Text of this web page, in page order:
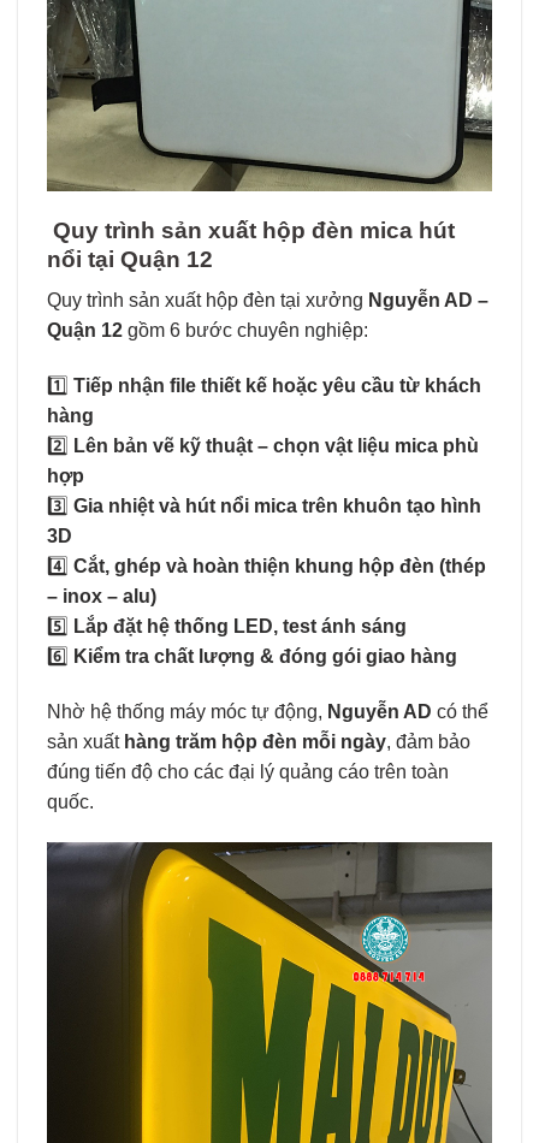
Quy trình sản xuất hộp đèn mica hút
nổi tại Quận 12
Quy trình sản xuất hộp đèn tại xưởng Nguyễn AD –
Quận 12 gồm 6 bước chuyên nghiệp:
1️⃣ Tiếp nhận file thiết kế hoặc yêu cầu từ khách
hàng
2️⃣ Lên bản vẽ kỹ thuật – chọn vật liệu mica phù
hợp
3️⃣ Gia nhiệt và hút nổi mica trên khuôn tạo hình
3D
4️⃣ Cắt, ghép và hoàn thiện khung hộp đèn (thép
– inox – alu)
5️⃣ Lắp đặt hệ thống LED, test ánh sáng
6️⃣ Kiểm tra chất lượng & đóng gói giao hàng
Nhờ hệ thống máy móc tự động, Nguyễn AD có thể
sản xuất hàng trăm hộp đèn mỗi ngày, đảm bảo
đúng tiến độ cho các đại lý quảng cáo trên toàn
quốc.